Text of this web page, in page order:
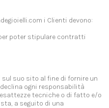
i Clienti devono:
poter stipulare contratti
sul suo sito al fine di fornire un
ogni responsabilità
tecniche o di fatto e/o
a seguito di una